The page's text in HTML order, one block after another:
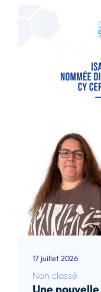
17 juillet 2026
Non classé
Une